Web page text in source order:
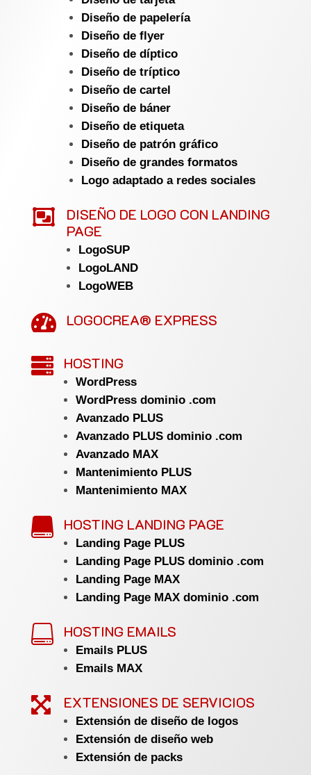
Diseño de papelería
Diseño de flyer
Diseño de díptico
Diseño de tríptico
Diseño de cartel
Diseño de báner
Diseño de etiqueta
Diseño de patrón gráfico
Diseño de grandes formatos
Logo adaptado a redes sociales

DISEÑO DE LOGO CON LANDING
PAGE
LogoSUP
LogoLAND
LogoWEB
 LOGOCREA® EXPRESS
 HOSTING
WordPress
WordPress dominio .com
Avanzado PLUS
Avanzado PLUS dominio .com
Avanzado MAX
Mantenimiento PLUS
Mantenimiento MAX
 HOSTING LANDING PAGE
Landing Page PLUS
Landing Page PLUS dominio .com
Landing Page MAX
Landing Page MAX dominio .com
 HOSTING EMAILS
Emails PLUS
Emails MAX
 EXTENSIONES DE SERVICIOS
Extensión de diseño de logos
Extensión de diseño web
Extensión de packs